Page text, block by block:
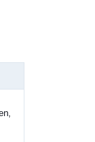
,